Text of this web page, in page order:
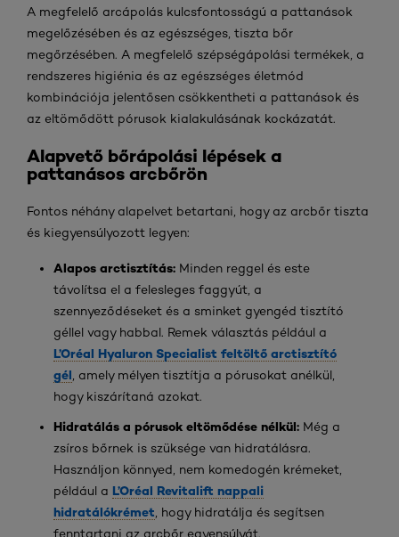
A megfelelő arcápolás kulcsfontosságú a pattanások
megelőzésében és az egészséges, tiszta bőr
megőrzésében. A megfelelő szépségápolási termékek, a
rendszeres higiénia és az egészséges életmód
kombinációja jelentősen csökkentheti a pattanások és
az eltömődött pórusok kialakulásának kockázatát.
Alapvető bőrápolási lépések a
pattanásos arcbőrön
Fontos néhány alapelvet betartani, hogy az arcbőr tiszta
és kiegyensúlyozott legyen:
Alapos arctisztítás: Minden reggel és este
távolítsa el a felesleges faggyút, a
szennyeződéseket és a sminket gyengéd tisztító
géllel vagy habbal. Remek választás például a
L’Oréal Hyaluron Specialist feltöltő arctisztító
gél , amely mélyen tisztítja a pórusokat anélkül,
hogy kiszárítaná azokat.
Hidratálás a pórusok eltömődése nélkül: Még a
zsíros bőrnek is szüksége van hidratálásra.
Használjon könnyed, nem komedogén krémeket,
például a L’Oréal Revitalift nappali
hidratálókrémet , hogy hidratálja és segítsen
fenntartani az arcbőr egyensúlyát.